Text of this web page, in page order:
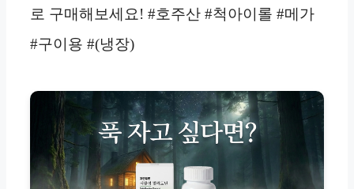
로 구매해보세요! #호주산 #척아이롤 #메가
#구이용 #(냉장)